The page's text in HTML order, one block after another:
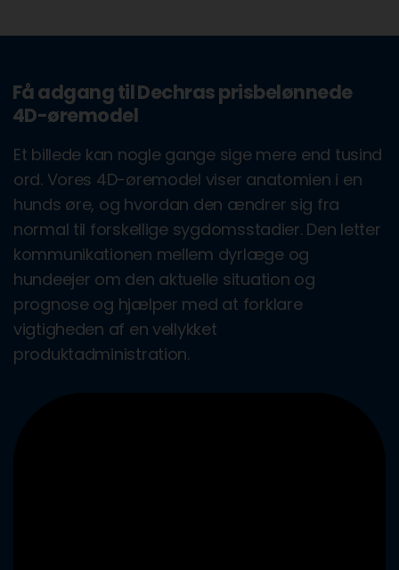
Få adgang til Dechras prisbelønnede
4D-øremodel
Et billede kan nogle gange sige mere end tusind
ord. Vores 4D-øremodel viser anatomien i en
hunds øre, og hvordan den ændrer sig fra
normal til forskellige sygdomsstadier. Den letter
kommunikationen mellem dyrlæge og
hundeejer om den aktuelle situation og
prognose og hjælper med at forklare
vigtigheden af en vellykket
produktadministration.